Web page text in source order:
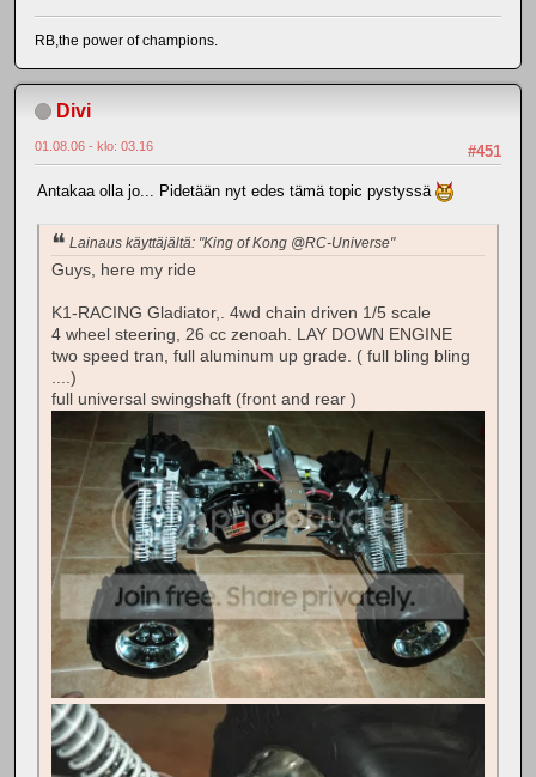
RB,the power of champions.
Divi
#451
01.08.06 - klo: 03.16
Antakaa olla jo... Pidetään nyt edes tämä topic pystyssä
Lainaus käyttäjältä: "King of Kong @RC-Universe"
Guys, here my ride
K1-RACING Gladiator,. 4wd chain driven 1/5 scale
4 wheel steering, 26 cc zenoah. LAY DOWN ENGINE
two speed tran, full aluminum up grade. ( full bling bling
....)
full universal swingshaft (front and rear )